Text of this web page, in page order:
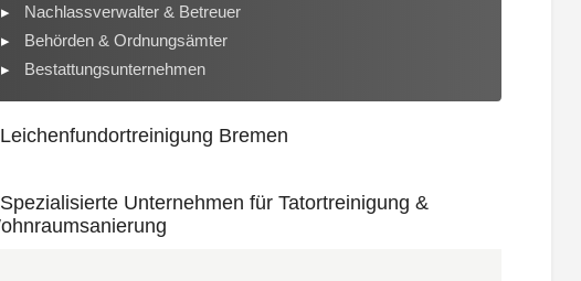
Nachlassverwalter & Betreuer
Behörden & Ordnungsämter
Bestattungsunternehmen